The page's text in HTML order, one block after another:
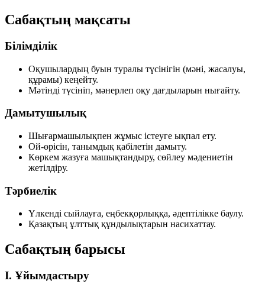
Сабақтың мақсаты
Білімділік
Оқушылардың буын туралы түсінігін (мәні, жасалуы,
құрамы) кеңейту.
Мәтінді түсініп, мәнерлеп оқу дағдыларын нығайту.
Дамытушылық
Шығармашылықпен жұмыс істеуге ықпал ету.
Ой-өрісін, танымдық қабілетін дамыту.
Көркем жазуға машықтандыру, сөйлеу мәдениетін
жетілдіру.
Тәрбиелік
Үлкенді сыйлауға, еңбекқорлыққа, әдептілікке баулу.
Қазақтың ұлттық құндылықтарын насихаттау.
Сабақтың барысы
I. Ұйымдастыру